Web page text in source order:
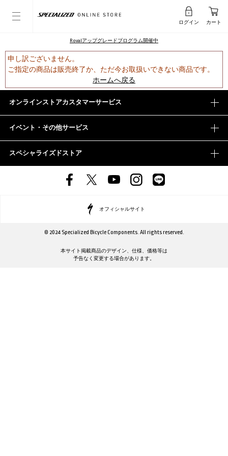
ログイン カート
Rovalアップグレードプログラム開催中
申し訳ございません。
ご指定の商品は販売終了か、ただ今お取扱いできない商品です。
ホームへ戻る
オンラインストアカスタマーサービス
イベント・その他サービス
スペシャライズドストア
オフィシャルサイト
© 2024 Specialized Bicycle Components. All rights reserved.
本サイト掲載商品のデザイン、仕様、価格等は
予告なく変更する場合があります。